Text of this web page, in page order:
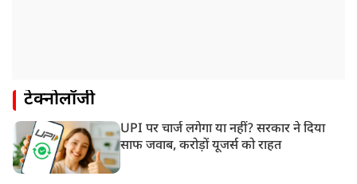
टेक्नोलॉजी
UPI पर चार्ज लगेगा या नहीं? सरकार ने दिया
साफ जवाब, करोड़ों यूजर्स को राहत